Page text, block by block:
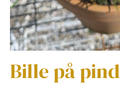
Bille på pind